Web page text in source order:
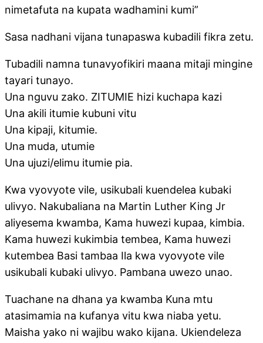
nimetafuta na kupata wadhamini kumi”
Sasa nadhani vijana tunapaswa kubadili fikra zetu.
Tubadili namna tunavyofikiri maana mitaji mingine
tayari tunayo.
Una nguvu zako. ZITUMIE hizi kuchapa kazi
Una akili itumie kubuni vitu
Una kipaji, kitumie.
Una muda, utumie
Una ujuzi/elimu itumie pia.
Kwa vyovyote vile, usikubali kuendelea kubaki
ulivyo. Nakubaliana na Martin Luther King Jr
aliyesema kwamba, Kama huwezi kupaa, kimbia.
Kama huwezi kukimbia tembea, Kama huwezi
kutembea Basi tambaa Ila kwa vyovyote vile
usikubali kubaki ulivyo. Pambana uwezo unao.
Tuachane na dhana ya kwamba Kuna mtu
atasimamia na kufanya vitu kwa niaba yetu.
Maisha yako ni wajibu wako kijana. Ukiendeleza